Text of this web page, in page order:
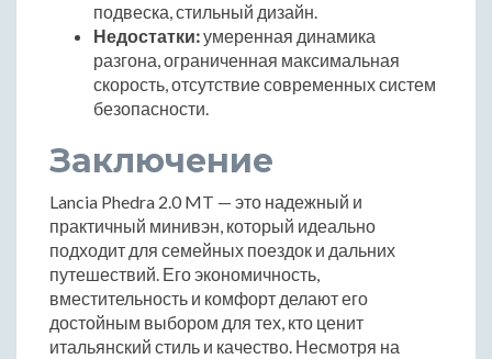
подвеска, стильный дизайн.
Недостатки:умеренная динамика
разгона, ограниченная максимальная
скорость, отсутствие современных систем
безопасности.
Заключение
Lancia Phedra 2.0 MT — это надежный и
практичный минивэн, который идеально
подходит для семейных поездок и дальних
путешествий. Его экономичность,
вместительность и комфорт делают его
достойным выбором для тех, кто ценит
итальянский стиль и качество. Несмотря на